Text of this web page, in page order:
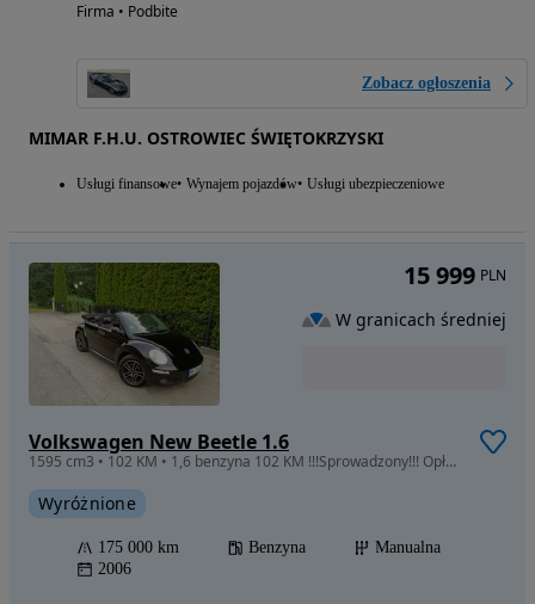
Firma • Podbite
Zobacz ogłoszenia
MIMAR F.H.U. OSTROWIEC ŚWIĘTOKRZYSKI
Usługi finansowe Wynajem pojazdów Usługi ubezpieczeniowe
Volkswagen New Beetle 1.6
1595 cm3 • 102 KM • ‎1,6 benzyna 102 KM !!!Sprowadzony!!! Opłacony!!!
Wyróżnione
175 000 km Benzyna
Manualna
2006
15 999 PLN
W granicach średniej